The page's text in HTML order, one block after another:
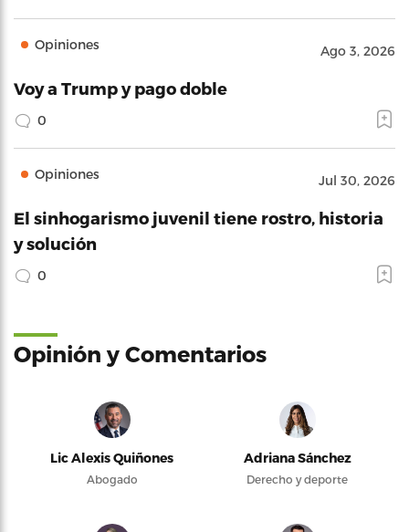
Opiniones Ago 3, 2026
Voy a Trump y pago doble
0
Opiniones Jul 30, 2026
El sinhogarismo juvenil tiene rostro, historia
y solución
0
Opinión y Comentarios
Lic Alexis Quiñones
Abogado
Adriana Sánchez
Derecho y deporte